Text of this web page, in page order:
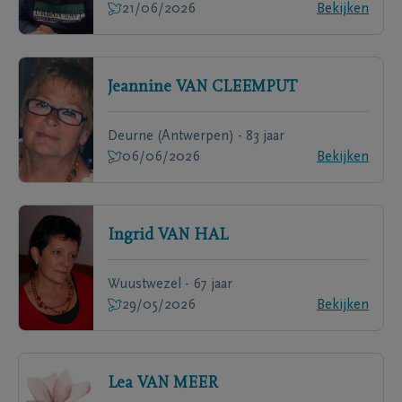
21/06/2026 Bekijken
Jeannine VAN CLEEMPUT
Deurne (Antwerpen) - 83 jaar
06/06/2026
Bekijken
Ingrid VAN HAL
Wuustwezel - 67 jaar
29/05/2026
Bekijken
Lea VAN MEER